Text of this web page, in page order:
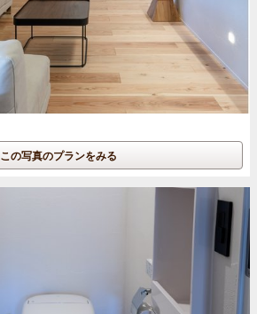
この写真のプランをみる